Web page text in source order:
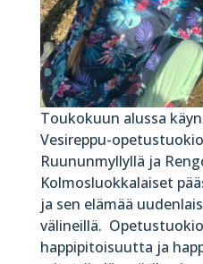
Toukokuun alussa
Vesireppu-
Ruununmyllyllä ja
Kolmosluokkalaiset
ja sen elämää
välineillä.
happipitoisuutta ja